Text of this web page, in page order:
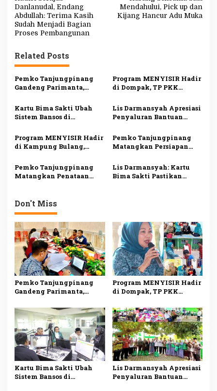
a
v
i
a
s
i
o
Danlanudal, Endang
Abdullah: Terima Kasih
Sudah Menjadi Bagian
Proses Pembangunan
Mendahului, Pick up dan
Kijang Hancur Adu Muka
Related Posts
Pemko Tanjungpinang
Gandeng Parimanta,
Digital dan Fuel Card
Solar Subsidi
Program MENYISIR Hadir
di Dompak, TP PKK
Pemberdayaan Keluarga
Kartu Bima Sakti Ubah
Sistem Bansos di
Darmansyah: Semua
Riwayat Bantuan Tercatat
dalam Satu Data
Lis Darmansyah Apresiasi
Penyaluran Bantuan
Semangat Berbagi dan
Gotong Royong
Program MENYISIR Hadir
di Kampung Bulang,
Kesehatan dan
Pembinaan Keluarga
Pemko Tanjungpinang
Matangkan Persiapan
Digelar Serentak di Empat
Masjid
Pemko Tanjungpinang
Matangkan Penataan
Lancar
Lis Darmansyah: Kartu
Bima Sakti Pastikan
Don't Miss
Pemko Tanjungpinang
Gandeng Parimanta,
Digital dan Fuel Card
Solar Subsidi
Program MENYISIR Hadir
di Dompak, TP PKK
Pemberdayaan Keluarga
Kartu Bima Sakti Ubah
Sistem Bansos di
Lis Darmansyah Apresiasi
Penyaluran Bantuan